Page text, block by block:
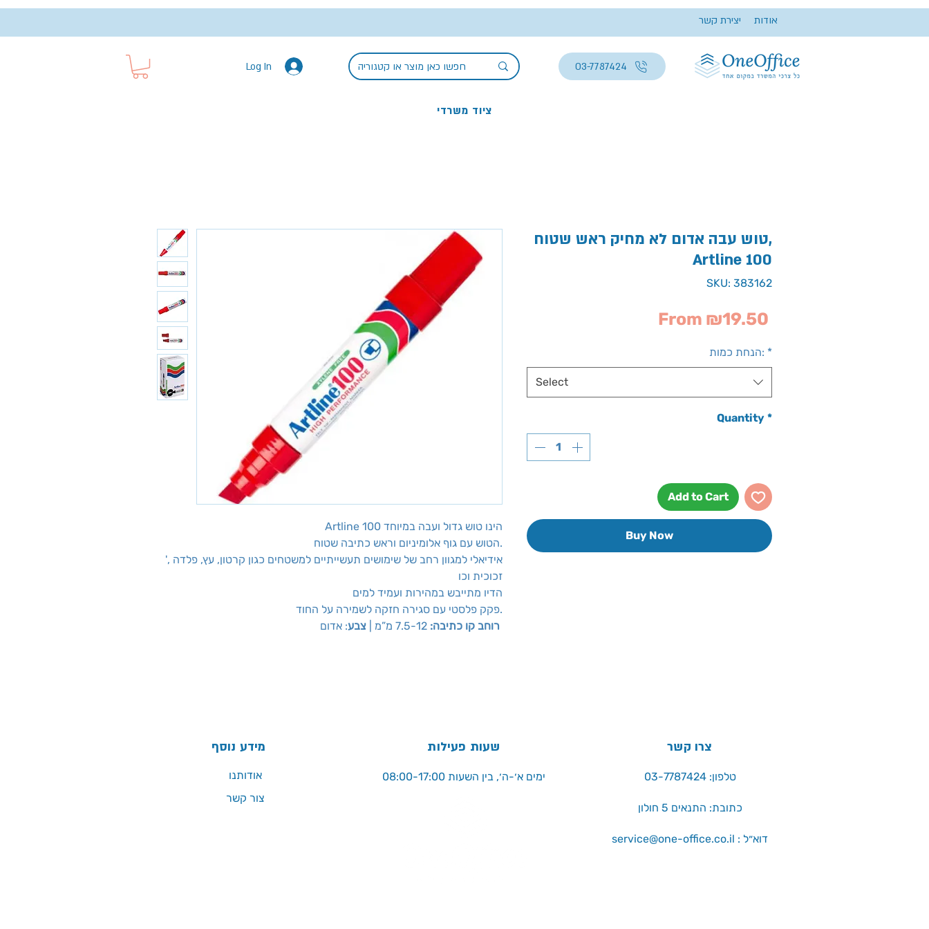
יצירת קשר אודות
Log In 03-7787424
ציוד משרדי
Artline 100 הינו טוש גדול ועבה במיוחד
הטוש עם גוף אלומיניום וראש כתיבה שטוח.
'אידיאלי למגוון רחב של שימושים תעשייתיים למשטחים כגון קרטון, עץ, פלדה ,
זכוכית וכו
הדיו מתייבש במהירות ועמיד למים
פקק פלסטי עם סגירה חזקה לשמירה על החוד.
רוחב קו כתיבה:
צבע
טוש עבה אדום לא מחיק ראש שטוח,
Artline 100
SKU: 383162
From ₪19.50
הנחת כמות: *
Select
Quantity *
Add to Cart
Buy Now
מידע נוסף שעות פעילות
ימים א׳-ה׳, בין השעות 08:00-17:00
צרו קשר
טלפון: 03-7787424
כתובת: התנאים 5 חולון
service@one-office.co.il : דוא״ל
אודותנו
צור קשר